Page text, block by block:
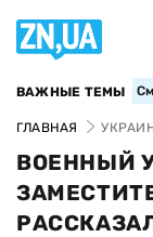
ВАЖНЫЕ ТЕМЫ
ГЛАВНАЯ
ВОЕННЫЙ